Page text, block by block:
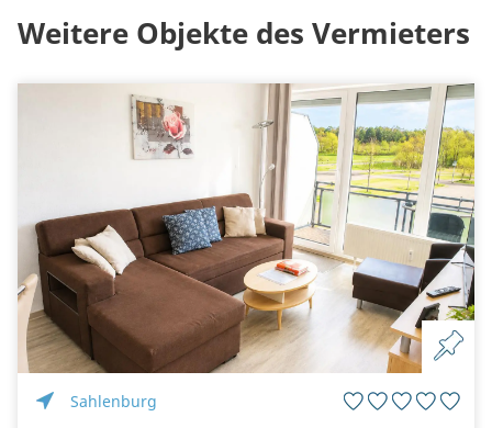
Weitere Objekte des Vermieters
Sahlenburg